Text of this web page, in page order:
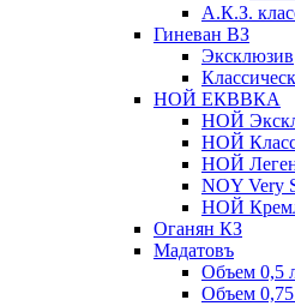
А.К.З.
Гиневан ВЗ
Эксклюзив
НОЙ ЕКВВКА
НОЙ
НОЙ
НОЙ
NOY Very
НОЙ
Оганян КЗ
Мадатовъ
Объем 0,5
Объем